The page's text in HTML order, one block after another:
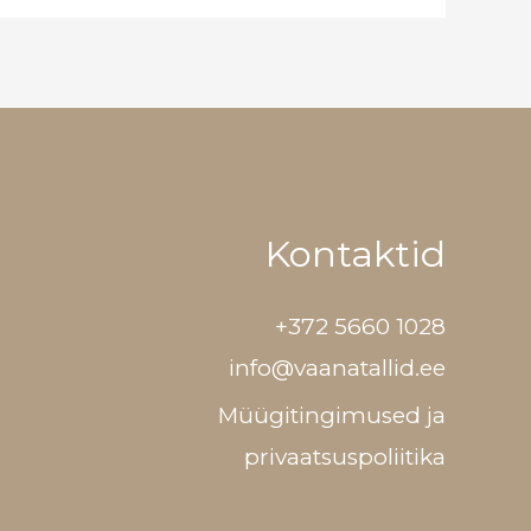
Kontaktid
+372 5660 1028
info@vaanatallid.ee
Müügitingimused ja
privaatsuspoliitika